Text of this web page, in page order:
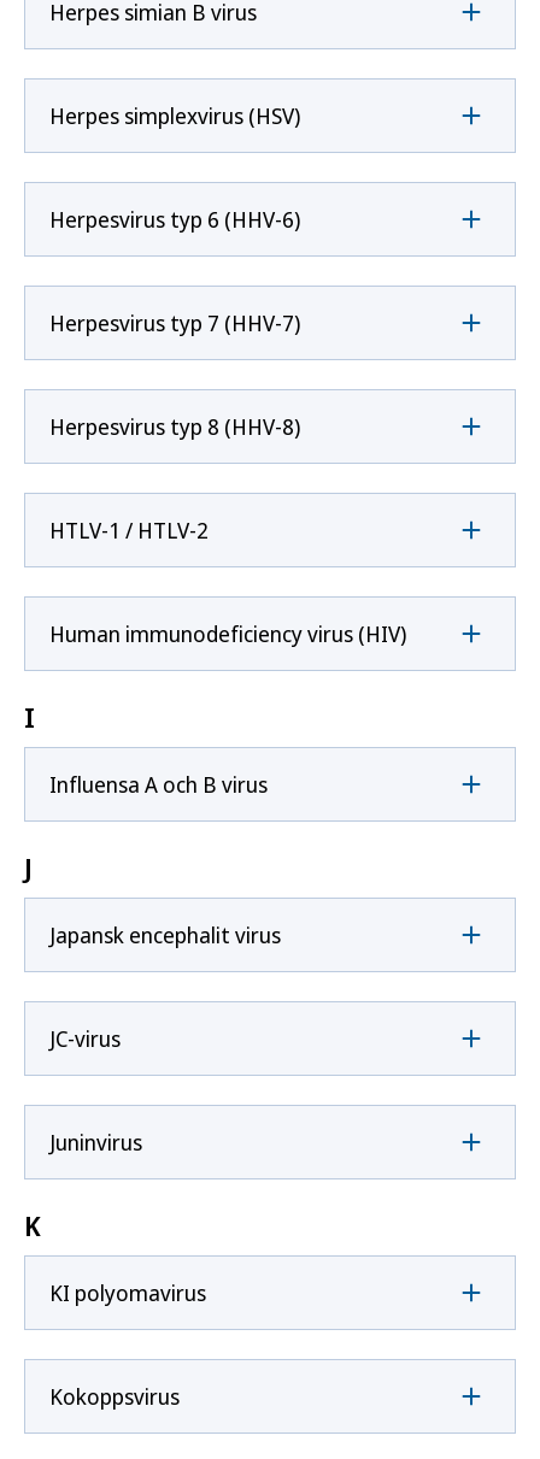
Herpes simian B virus
Herpes simplexvirus (HSV)
Herpesvirus typ 6 (HHV-6)
Herpesvirus typ 7 (HHV-7)
Herpesvirus typ 8 (HHV-8)
HTLV-1 / HTLV-2
Human immunodeficiency virus (HIV)
I
Influensa A och B virus
J
Japansk encephalit virus
JC-virus
Juninvirus
K
KI polyomavirus
Kokoppsvirus